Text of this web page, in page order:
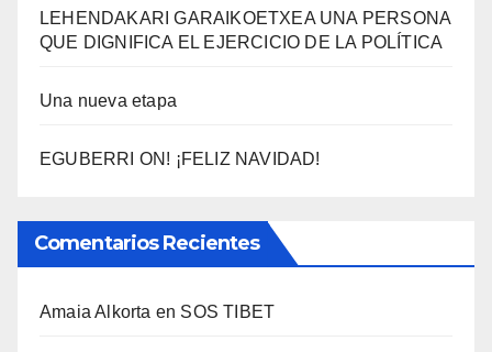
LEHENDAKARI GARAIKOETXEA UNA PERSONA
QUE DIGNIFICA EL EJERCICIO DE LA POLÍTICA
Una nueva etapa
EGUBERRI ON! ¡FELIZ NAVIDAD!
Comentarios Recientes
Amaia Alkorta en SOS TIBET